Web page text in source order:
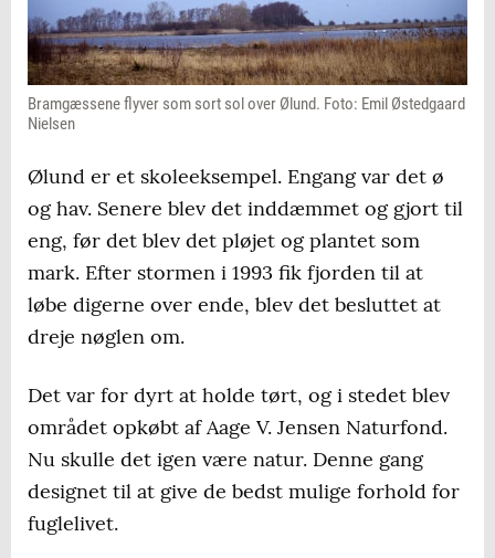
Bramgæssene flyver som sort sol over Ølund. Foto: Emil Østedgaard
Nielsen
Ølund er et skoleeksempel. Engang var det ø
og hav. Senere blev det inddæmmet og gjort til
eng, før det blev det pløjet og plantet som
mark. Efter stormen i 1993 fik fjorden til at
løbe digerne over ende, blev det besluttet at
dreje nøglen om.
Det var for dyrt at holde tørt, og i stedet blev
området opkøbt af Aage V. Jensen Naturfond.
Nu skulle det igen være natur. Denne gang
designet til at give de bedst mulige forhold for
fuglelivet.